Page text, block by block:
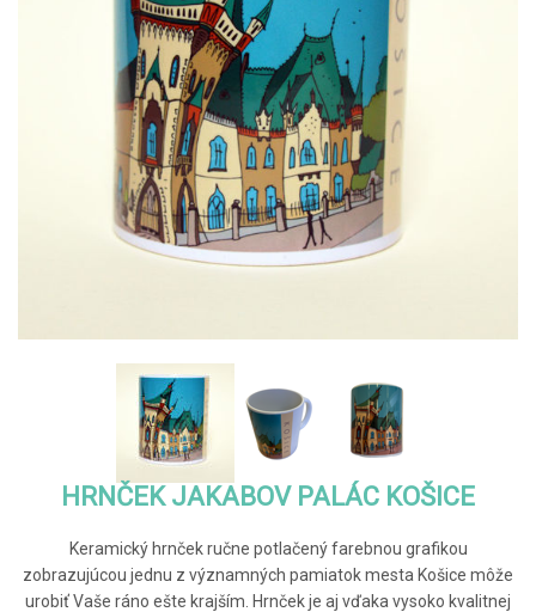
HRNČEK JAKABOV PALÁC KOŠICE
Keramický hrnček ručne potlačený farebnou grafikou
zobrazujúcou jednu z významných pamiatok mesta Košice môže
urobiť Vaše ráno ešte krajším. Hrnček je aj vďaka vysoko kvalitnej